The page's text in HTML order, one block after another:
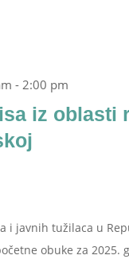
iz oblasti
-2:00 pm
i javnih tužilaca u
obuke za 2025.